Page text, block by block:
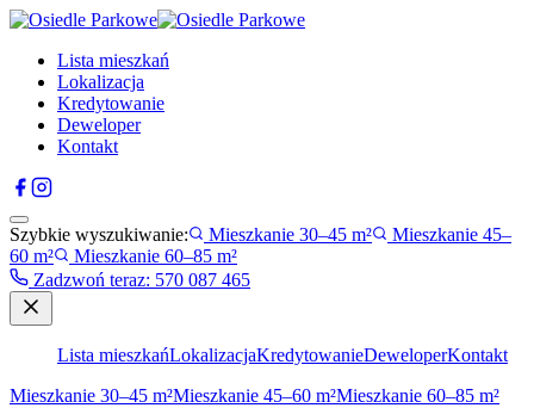
Lista mieszkań
Lokalizacja
Kredytowanie
Deweloper
Kontakt
Szybkie wyszukiwanie: Mieszkanie 30–45 m²
Mieszkanie 45–
60 m²
Mieszkanie 60–85 m²
Zadzwoń teraz: 570 087 465
Lista mieszkańLokalizacjaKredytowanieDeweloperKontakt
Mieszkanie 30–45 m²Mieszkanie 45–60 m²Mieszkanie 60–85 m²